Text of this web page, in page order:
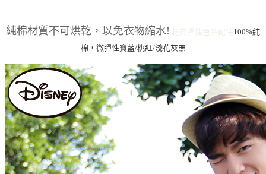
純棉材質不可烘乾，以免衣物縮水!
100%純
棉，微彈性寶藍/桃紅/淺花灰無